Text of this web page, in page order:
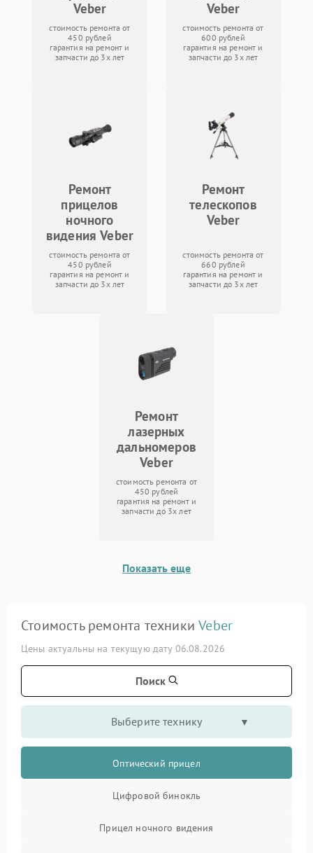
Veber
стоимость ремонта от
450 рублей
гарантия на ремонт и
запчасти до 3х лет
Veber
стоимость ремонта от
600 рублей
гарантия на ремонт и
запчасти до 3х лет
Ремонт
прицелов
ночного
видения Veber
стоимость ремонта от
450 рублей
гарантия на ремонт и
запчасти до 3х лет
Ремонт
телескопов
Veber
стоимость ремонта от
660 рублей
гарантия на ремонт и
запчасти до 3х лет
Ремонт
лазерных
дальномеров
Veber
стоимость ремонта от
450 рублей
гарантия на ремонт и
запчасти до 3х лет
Показать еще
Стоимость ремонта техникиVeber
Цены актуальны на текущую дату 06.08.2026
Поиск
Выберите технику
Оптический прицел
Цифровой бинокль
Прицел ночного видения